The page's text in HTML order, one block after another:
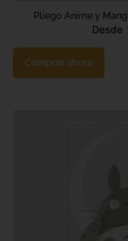
Pliego Anime y
Desde
Comprar ahora